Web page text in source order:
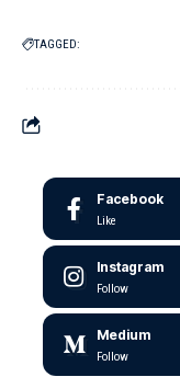
TAGGED:
Facebook
Like
Instagram
Follow
Medium
Follow